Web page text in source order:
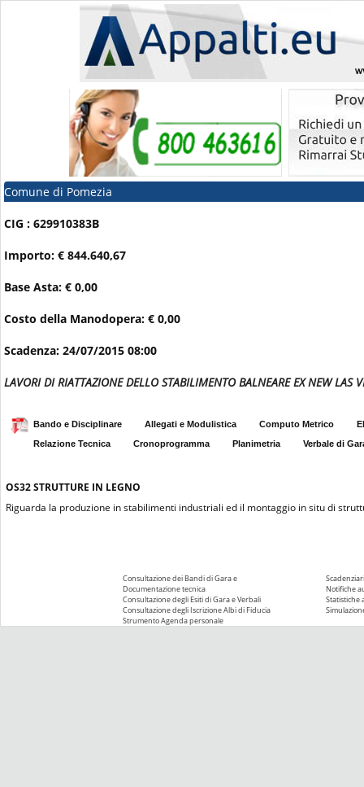
Comune di Pomezia
CIG : 629910383B
Importo: € 844.640,67
Base Asta: € 0,00
Costo della Manodopera: € 0,00
Scadenza: 24/07/2015 08:00
LAVORI DI RIATTAZIONE DELLO STABILIMENTO BALNEARE EX NEW LAS
Bando e Disciplinare Allegati e Modulistica Computo Metrico
Relazione Tecnica
Cronoprogramma Planimetria Verbale di
OS32STRUTTURE IN LEGNO
Riguarda la produzione in stabilimenti industriali ed il montaggio in situ di
Consultazione dei Bandi di Gara e
Documentazione tecnica
Consultazione degli Esiti di Gara e Verbali
Consultazione degli Iscrizione Albi di Fiducia
Strumento Agenda personale
Notifiche
Statistiche